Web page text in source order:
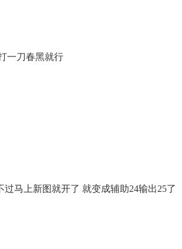
一刀春黑就行
马上新图就开了 就变成辅助24输出25了